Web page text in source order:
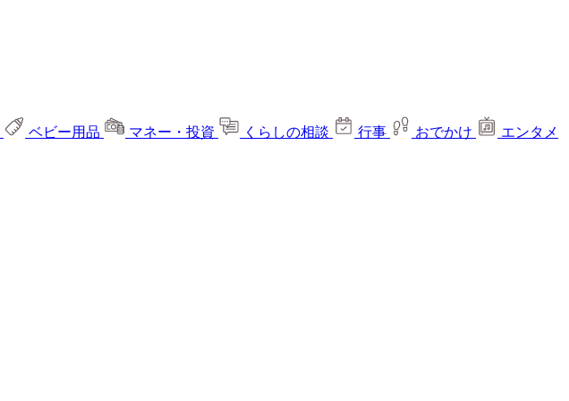
ベビー用品 マネー・投資 くらしの相談 行事 おでかけ
エンタメ